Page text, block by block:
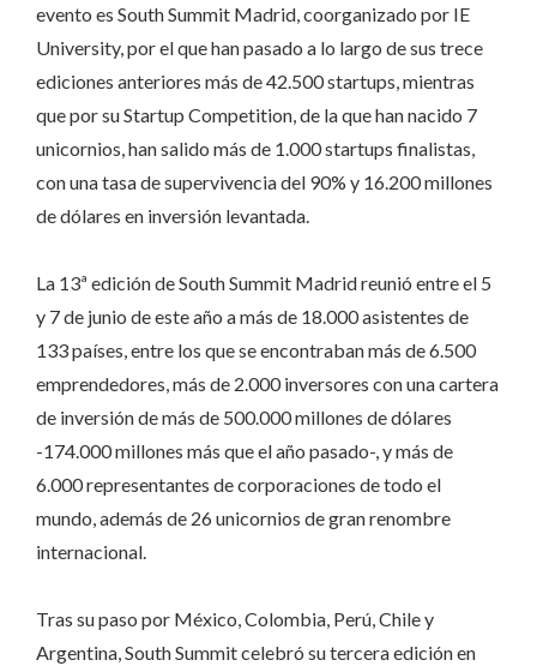
evento es South Summit Madrid, coorganizado por IE
University, por el que han pasado a lo largo de sus trece
ediciones anteriores más de 42.500 startups, mientras
que por su Startup Competition, de la que han nacido 7
unicornios, han salido más de 1.000 startups finalistas,
con una tasa de supervivencia del 90% y 16.200 millones
de dólares en inversión levantada.
La 13ª edición de South Summit Madrid reunió entre el 5
y 7 de junio de este año a más de 18.000 asistentes de
133 países, entre los que se encontraban más de 6.500
emprendedores, más de 2.000 inversores con una cartera
de inversión de más de 500.000 millones de dólares
-174.000 millones más que el año pasado-, y más de
6.000 representantes de corporaciones de todo el
mundo, además de 26 unicornios de gran renombre
internacional.
Tras su paso por México, Colombia, Perú, Chile y
Argentina, South Summit celebró su tercera edición en